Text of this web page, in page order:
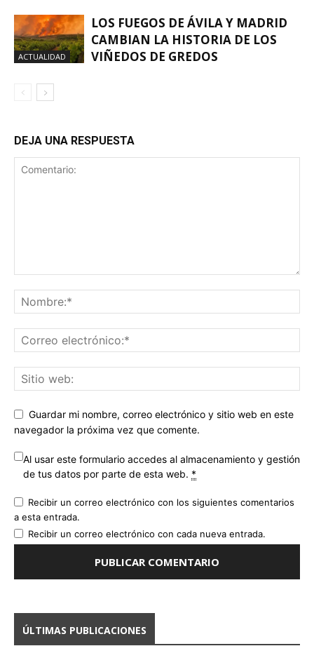
ACTUALIDAD
LOS FUEGOS DE ÁVILA Y MADRID
CAMBIAN LA HISTORIA DE LOS
VIÑEDOS DE GREDOS
DEJA UNA RESPUESTA
Guardar mi nombre, correo electrónico y sitio web en este
navegador la próxima vez que comente.
Al usar este formulario accedes al almacenamiento y gestión
de tus datos por parte de esta web. *
Recibir un correo electrónico con los siguientes comentarios
a esta entrada.
Recibir un correo electrónico con cada nueva entrada.
ÚLTIMAS PUBLICACIONES